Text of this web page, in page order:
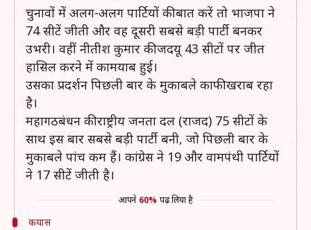
चुनावों में अलग-अलग पार्टियों की बात करें तो भाजपा ने
74 सीटें जीती और वह दूसरी सबसे बड़ी पार्टी बनकर
उभरी। वहीं नीतीश कुमार की जदयू 43 सीटों पर जीत
हासिल करने में कामयाब हुई।
उसका प्रदर्शन पिछली बार के मुकाबले काफी खराब रहा
है।
महागठबंधन की राष्ट्रीय जनता दल (राजद) 75 सीटों के
साथ इस बार सबसे बड़ी पार्टी बनी, जो पिछली बार के
मुकाबले पांच कम हैं। कांग्रेस ने 19 और वामपंथी पार्टियों
ने 17 सीटें जीती है।
आपने 60% पढ़ लिया है
कयास